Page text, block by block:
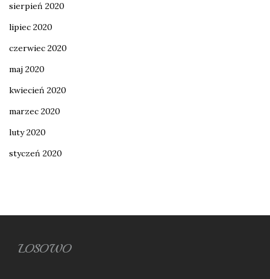
sierpień 2020
lipiec 2020
czerwiec 2020
maj 2020
kwiecień 2020
marzec 2020
luty 2020
styczeń 2020
LOSOWO